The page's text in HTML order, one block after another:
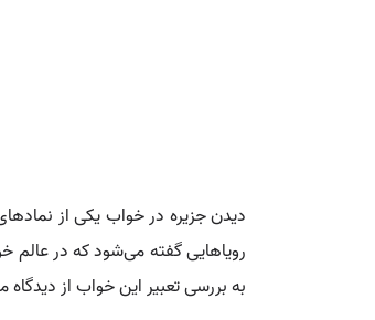
دیدن جزیره در خواب یکی از
رویاهایی گفته می‌شود که در عالم
به بررسی تعبیر این خواب از